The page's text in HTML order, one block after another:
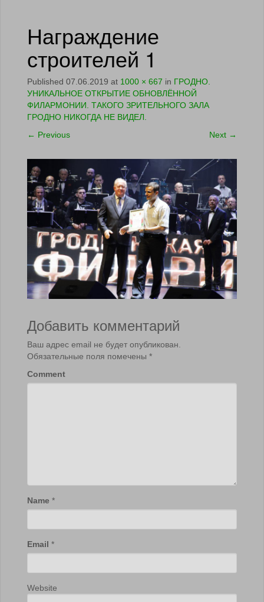
Награждение
строителей 1
Published 07.06.2019 at 1000 × 667 in ГРОДНО.
УНИКАЛЬНОЕ ОТКРЫТИЕ ОБНОВЛЁННОЙ
ФИЛАРМОНИИ. ТАКОГО ЗРИТЕЛЬНОГО ЗАЛА
ГРОДНО НИКОГДА НЕ ВИДЕЛ.
← Previous Next →
Добавить комментарий
Ваш адрес email не будет опубликован.
Обязательные поля помечены *
Comment
Name *
Email *
Website